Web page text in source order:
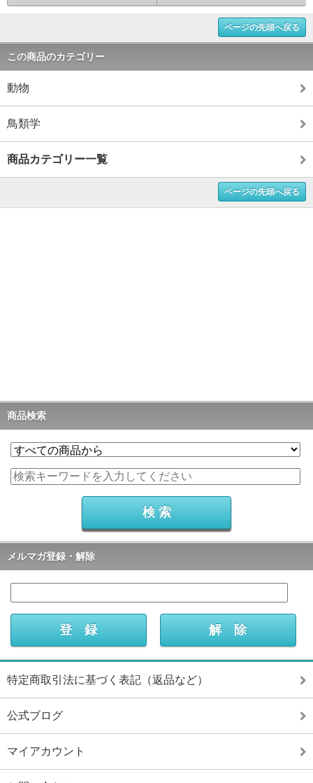
ページの先頭へ戻る
この商品のカテゴリー
動物
鳥類学
商品カテゴリー一覧
ページの先頭へ戻る
商品検索
メルマガ登録・解除
特定商取引法に基づく表記（返品など）
公式ブログ
マイアカウント